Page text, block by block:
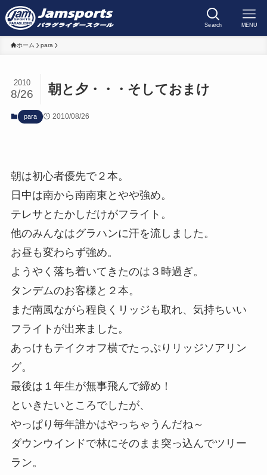
Search MENU
ホーム para
朝と夕・・・そしておまけ
2010
8/26
para 2010/08/26
朝は初心者優先で２本。
日中は南から南南東とやや強め。
テレサとたかしだけがフライト。
他のみんなはグラハンに汗を流しました。
お昼も変わらず強め。
ようやく落ち着いてきたのは３時過ぎ。
タンデムのお客様と２本。
まだ南風ながら程良くリッジも取れ、気持ちいい
フライトが出来ました。
あっけもテイクオフ横でたっぷりリッジソアリン
グ。
最後は１年生が無事飛んで締め！
といきたいところでしたが、
やっぱり毎年誰かはやっちゃうんだね～
ダウンウインドで林にそのまま突っ込んでツリー
ラン。